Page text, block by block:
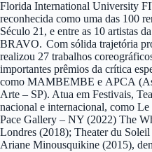
Florida International University
reconhecida como uma das 100
Século 21, e entre as 10 artistas
BRAVO. Com sólida trajetória
realizou 27 trabalhos
importantes prêmios da crítica
como MAMBEMBE e APCA
Arte – SP). Atua em Festivais,
nacional e internacional, como
Pace Gallery – NY (2022) The
Londres (2018); Theater du Soleil
Ariane Minousquikine (2015),